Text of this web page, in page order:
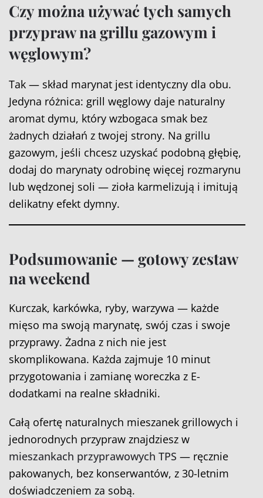
Czy można używać tych samych
przypraw na grillu gazowym i
węglowym?
Tak — skład marynat jest identyczny dla obu.
Jedyna różnica: grill węglowy daje naturalny
aromat dymu, który wzbogaca smak bez
żadnych działań z twojej strony. Na grillu
gazowym, jeśli chcesz uzyskać podobną głębię,
dodaj do marynaty odrobinę więcej rozmarynu
lub wędzonej soli — zioła karmelizują i imitują
delikatny efekt dymny.
Podsumowanie — gotowy zestaw
na weekend
Kurczak, karkówka, ryby, warzywa — każde
mięso ma swoją marynatę, swój czas i swoje
przyprawy. Żadna z nich nie jest
skomplikowana. Każda zajmuje 10 minut
przygotowania i zamianę woreczka z E-
dodatkami na realne składniki.
Całą ofertę naturalnych mieszanek grillowych i
jednorodnych przypraw znajdziesz w
mieszankach przyprawowych TPS — ręcznie
pakowanych, bez konserwantów, z 30-letnim
doświadczeniem za sobą.